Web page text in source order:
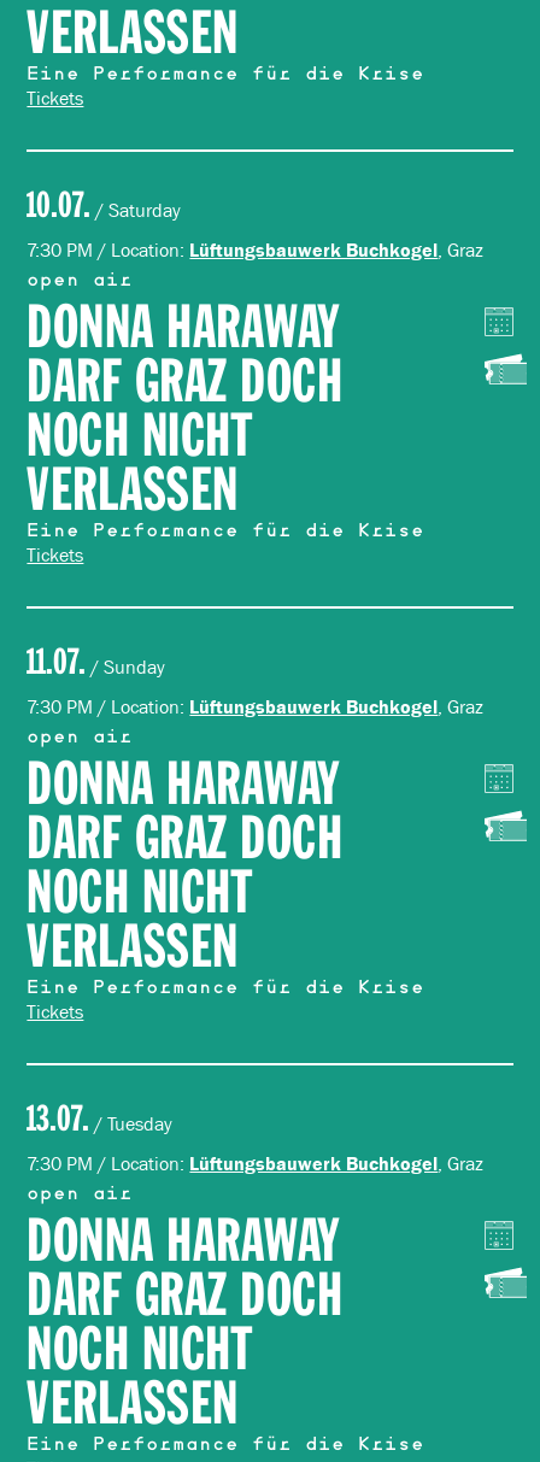
VERLASSEN
Eine Performance für die Krise
Tickets
10.07. / Saturday
7:30 PM / Location: Lüftungsbauwerk Buchkogel, Graz
open air
DONNA HARAWAY
DARF GRAZ DOCH
NOCH NICHT
VERLASSEN
Eine Performance für die Krise
Tickets
11.07. / Sunday
7:30 PM / Location: Lüftungsbauwerk Buchkogel, Graz
open air
DONNA HARAWAY
DARF GRAZ DOCH
NOCH NICHT
VERLASSEN
Eine Performance für die Krise
Tickets
13.07. / Tuesday
7:30 PM / Location: Lüftungsbauwerk Buchkogel, Graz
open air
DONNA HARAWAY
DARF GRAZ DOCH
NOCH NICHT
VERLASSEN
Eine Performance für die Krise